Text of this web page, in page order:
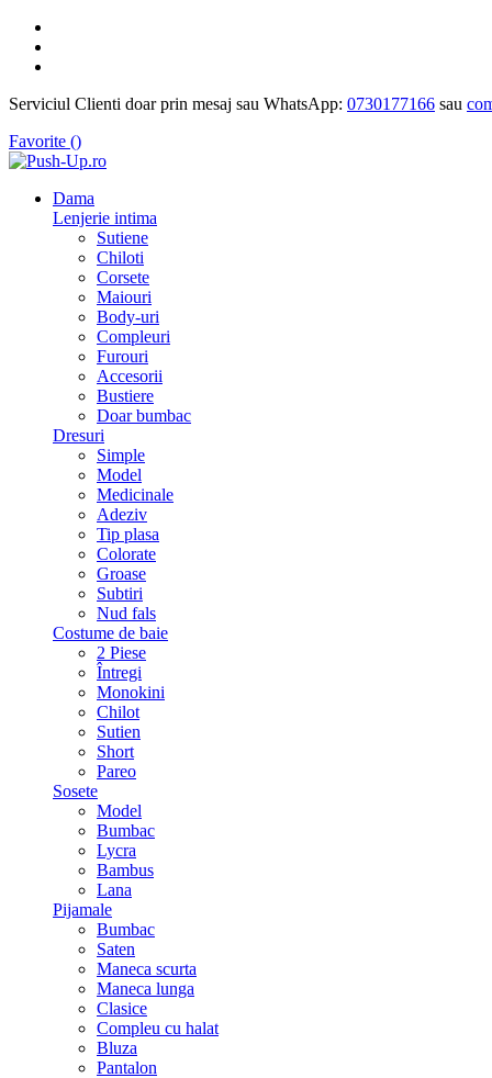
Serviciul Clienti doar prin mesaj sau WhatsApp: 0730177166 sau
Favorite ()
Dama
Lenjerie intima
Sutiene
Chiloti
Corsete
Maiouri
Body-uri
Compleuri
Furouri
Accesorii
Bustiere
Doar bumbac
Dresuri
Simple
Model
Medicinale
Adeziv
Tip plasa
Colorate
Groase
Subtiri
Nud fals
Costume de baie
2 Piese
Întregi
Monokini
Chilot
Sutien
Short
Pareo
Sosete
Model
Bumbac
Lycra
Bambus
Lana
Pijamale
Bumbac
Saten
Maneca scurta
Maneca lunga
Clasice
Compleu cu halat
Bluza
Pantalon